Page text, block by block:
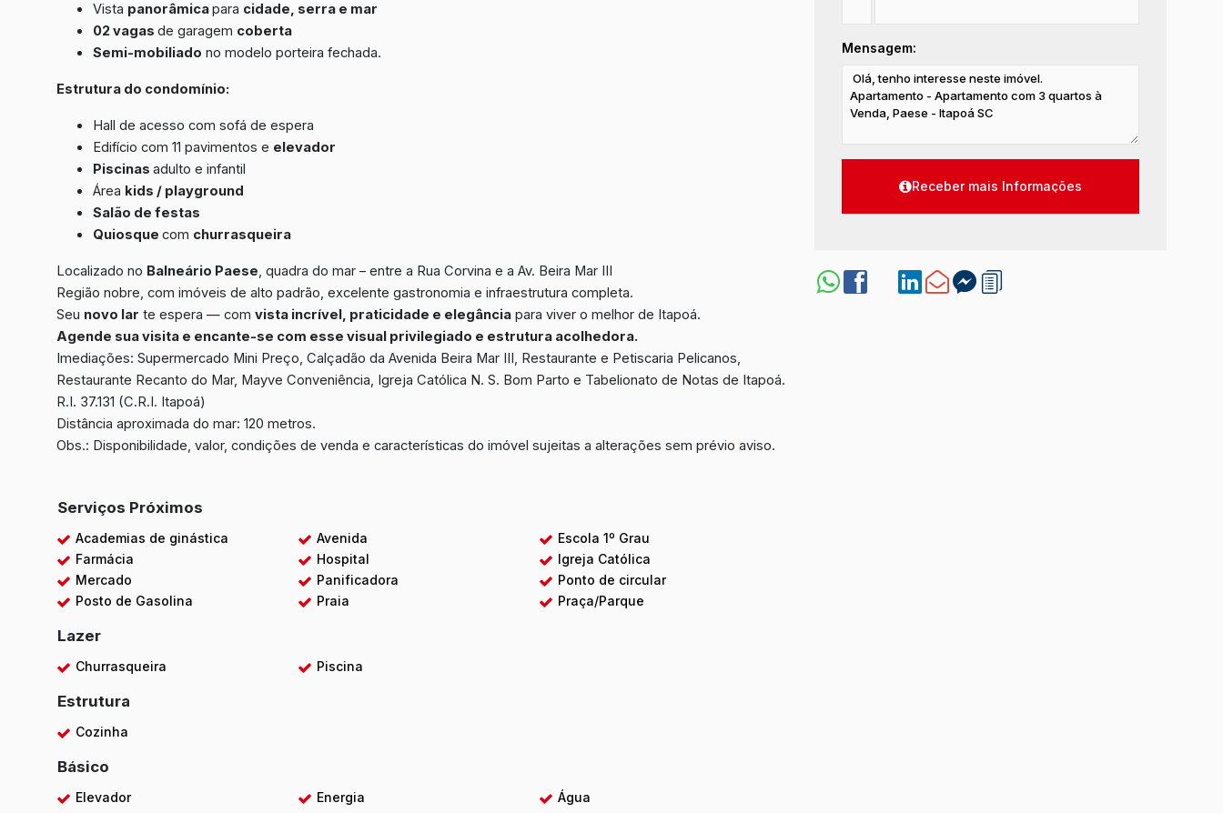
Vista panorâmicapara cidade, serra e mar
02 vagas de garagem coberta
Semi-mobiliado no modelo porteira fechada.
Estrutura do condomínio:
Hall de acesso com sofá de espera
Edifício com 11 pavimentos e elevador
Piscinas adulto e infantil
Área kids / playground
Salão de festas
Quiosque com churrasqueira
Localizado no Balneário Paese, quadra do mar – entre a Rua Corvina e a Av. Beira Mar III
Região nobre, com imóveis de alto padrão, excelente gastronomia e infraestrutura completa.
Seu novo lar te espera — com vista incrível, praticidade e elegância para viver o melhor de Itapoá.
Agende sua visita e encante-se com esse visual privilegiado e estrutura acolhedora.
Imediações: Supermercado Mini Preço, Calçadão da Avenida Beira Mar III, Restaurante e Petiscaria Pelicanos,
Restaurante Recanto do Mar, Mayve Conveniência, Igreja Católica N. S. Bom Parto e Tabelionato de Notas de Itapoá.
R.I. 37.131 (C.R.I. Itapoá)
Distância aproximada do mar: 120 metros.
Obs.: Disponibilidade, valor, condições de venda e características do imóvel sujeitas a alterações sem prévio aviso.
Serviços Próximos
Academias de ginástica Avenida
Escola 1º Grau
Farmácia
Hospital
Igreja Católica
Mercado
Panificadora
Ponto de circular
Posto de Gasolina
Praia Praça/Parque
Lazer
Churrasqueira Piscina
Estrutura
Cozinha
Básico
Elevador Energia Água
Mensagem: